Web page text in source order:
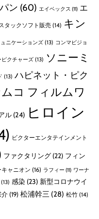
ン (60) エイベックス (11) エ
タックソフト販売 (14) キン
ニケーションズ (13) コンマビジョ
ピクチャーズ (13) ソニーミ
(13) ハピネット・ピク
コ フィルムワ
ル (24) ヒロイン
ビクターエンタテインメント
ファクタリング (22) フィン
ャニオン (16) ラフィー (11) ワーナ
(13) 感染 (23) 新型コロナウイ
介 (19) 松浦幹三 (28) 松竹 (14)